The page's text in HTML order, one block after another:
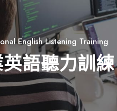
English Listening Training
語聽力訓練